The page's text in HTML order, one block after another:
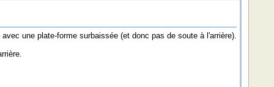
une plate-forme surbaissée (et donc pas de soute à l'arrière).